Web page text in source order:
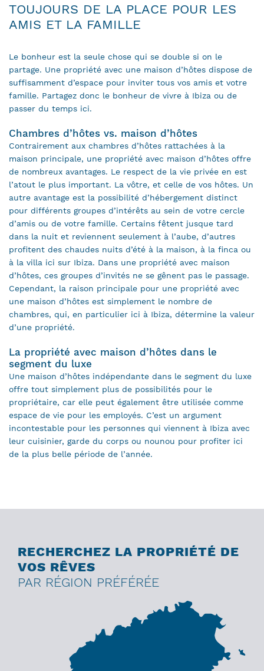
TOUJOURS DE LA PLACE POUR LES
AMIS ET LA FAMILLE
Le bonheur est la seule chose qui se double si on le
partage. Une propriété avec une maison d’hôtes dispose de
suffisamment d’espace pour inviter tous vos amis et votre
famille. Partagez donc le bonheur de vivre à Ibiza ou de
passer du temps ici.
Chambres d’hôtes vs. maison d’hôtes
Contrairement aux chambres d’hôtes rattachées à la
maison principale, une propriété avec maison d’hôtes offre
de nombreux avantages. Le respect de la vie privée en est
l’atout le plus important. La vôtre, et celle de vos hôtes. Un
autre avantage est la possibilité d’hébergement distinct
pour différents groupes d’intérêts au sein de votre cercle
d’amis ou de votre famille. Certains fêtent jusque tard
dans la nuit et reviennent seulement à l’aube, d’autres
profitent des chaudes nuits d’été à la maison, à la finca ou
à la villa ici sur Ibiza. Dans une propriété avec maison
d’hôtes, ces groupes d’invités ne se gênent pas le passage.
Cependant, la raison principale pour une propriété avec
une maison d’hôtes est simplement le nombre de
chambres, qui, en particulier ici à Ibiza, détermine la valeur
d’une propriété.
La propriété avec maison d’hôtes dans le
segment du luxe
Une maison d’hôtes indépendante dans le segment du luxe
offre tout simplement plus de possibilités pour le
propriétaire, car elle peut également être utilisée comme
espace de vie pour les employés. C’est un argument
incontestable pour les personnes qui viennent à Ibiza avec
leur cuisinier, garde du corps ou nounou pour profiter ici
de la plus belle période de l’année.
RECHERCHEZ LA PROPRIÉTÉ DE
VOS RÊVES
PAR RÉGION PRÉFÉRÉE